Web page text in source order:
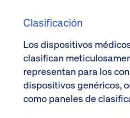
Clasificación
Los dispositivos
clasifican
representan para los
dispositivos genéricos,
como paneles de